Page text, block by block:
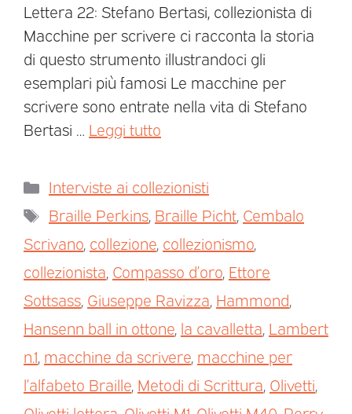
Lettera 22: Stefano Bertasi, collezionista di
Macchine per scrivere ci racconta la storia
di questo strumento illustrandoci gli
esemplari più famosi Le macchine per
scrivere sono entrate nella vita di Stefano
Bertasi … Leggi tutto
Interviste ai collezionisti
Braille Perkins, Braille Picht, Cembalo
Scrivano, collezione, collezionismo,
collezionista, Compasso d’oro, Ettore
Sottsass, Giuseppe Ravizza, Hammond,
Hansenn ball in ottone, la cavalletta, Lambert
n.1, macchine da scrivere, macchine per
l’alfabeto Braille, Metodi di Scrittura, Olivetti,